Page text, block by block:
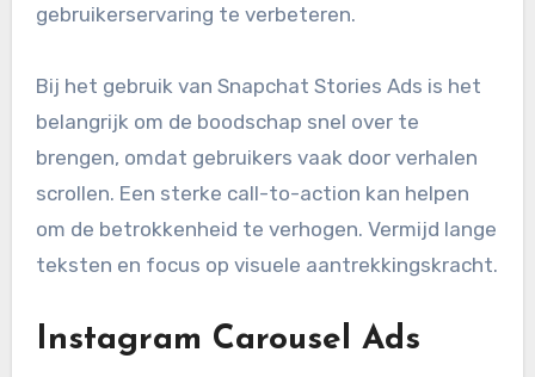
gebruikerservaring te verbeteren.
Bij het gebruik van Snapchat Stories Ads is het
belangrijk om de boodschap snel over te
brengen, omdat gebruikers vaak door verhalen
scrollen. Een sterke call-to-action kan helpen
om de betrokkenheid te verhogen. Vermijd lange
teksten en focus op visuele aantrekkingskracht.
Instagram Carousel Ads